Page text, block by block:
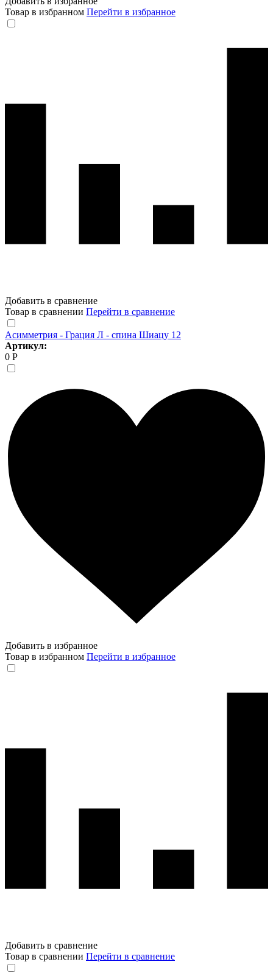
Товар в избранном Перейти в избранное
Добавить в сравнение
Товар в сравнении Перейти в сравнение
Асимметрия - Грация Л - спина Шиацу 12
Артикул:
0 Р
Добавить в избранное
Товар в избранном Перейти в избранное
Добавить в сравнение
Товар в сравнении Перейти в сравнение